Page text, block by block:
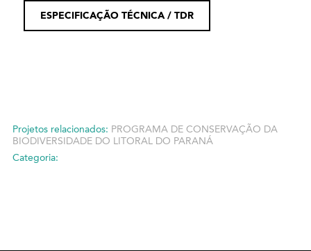
ESPECIFICAÇÃO TÉCNICA / TDR
Projetos relacionados: PROGRAMA DE CONSERVAÇÃO DA
BIODIVERSIDADE DO LITORAL DO PARANÁ
Categoria: